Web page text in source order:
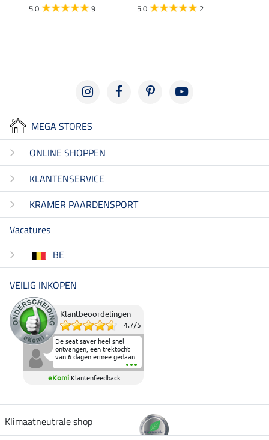
5.0 9 5.0 2
MEGA STORES
ONLINE SHOPPEN
KLANTENSERVICE
KRAMER PAARDENSPORT
Vacatures
BE
VEILIG INKOPEN
Klantbeoordelingen
4.7/5
De seat saver heel snel
ontvangen, een trektocht
van 6 dagen ermee gedaan
en deze heeft de beproeving
fantastisch doorstaan.
Heerlijk zacht om op te
elkaar in het zadel.
eKomi Klantenfeedback
Klimaatneutrale shop